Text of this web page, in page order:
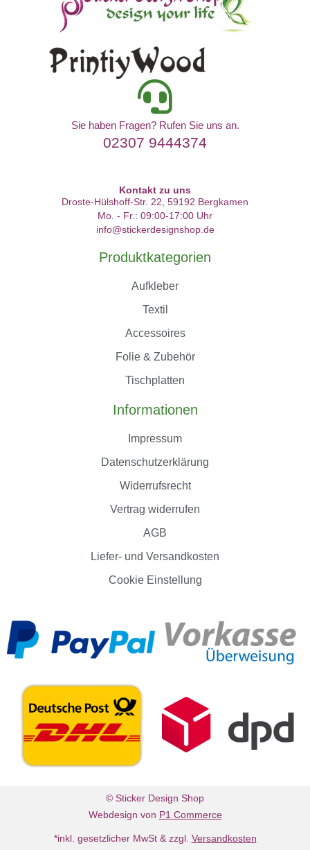
Sie haben Fragen? Rufen Sie uns an.
02307 9444374
Kontakt zu uns
Droste-Hülshoff-Str. 22, 59192 Bergkamen
Mo. - Fr.: 09:00-17:00 Uhr
info@stickerdesignshop.de
Produktkategorien
Aufkleber
Textil
Accessoires
Folie & Zubehör
Tischplatten
Informationen
Impressum
Datenschutzerklärung
Widerrufsrecht
Vertrag widerrufen
AGB
Liefer- und Versandkosten
Cookie Einstellung
© Sticker Design Shop
Webdesign von P1 Commerce
*inkl. gesetzlicher MwSt & zzgl. Versandkosten